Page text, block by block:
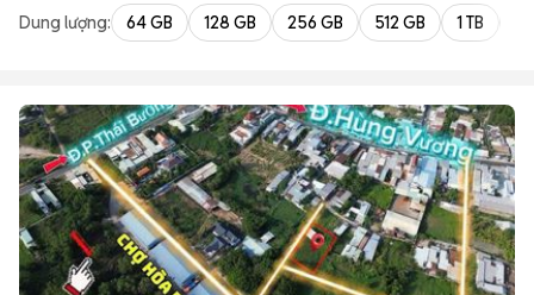
Dung lượng: 64 GB 128 GB 256 GB 512 GB 1 TB